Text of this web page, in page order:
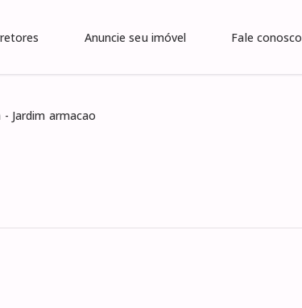
Anuncie seu imóvel Fale conosco
Jardim armacao